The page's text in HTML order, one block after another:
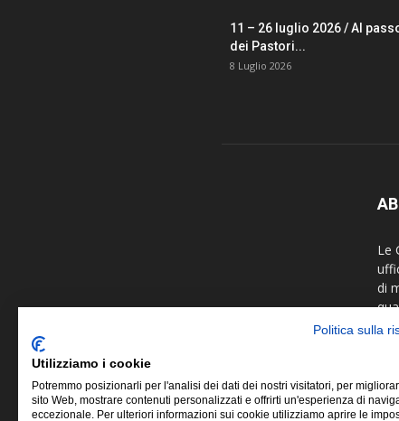
11 – 26 luglio 2026 / Al
dei Pastori...
8 Luglio 2026
Le
di
Le
Politica sulla
Utilizziamo i cookie
Potremmo posizionarli per l'analisi dei dati dei nostri visitatori, per
sito Web, mostrare contenuti personalizzati e offrirti un'esperienza di
eccezionale. Per ulteriori informazioni sui cookie utilizziamo aprire le